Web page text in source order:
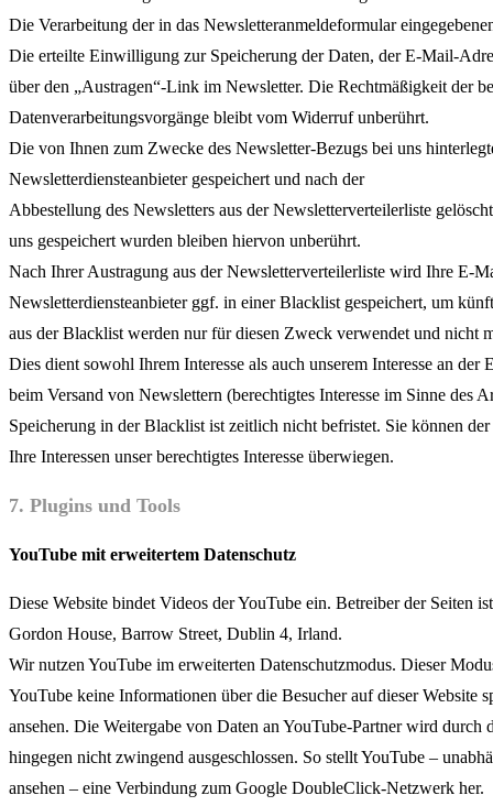
Die Verarbeitung der in das Newsletteranmeldeformular
Die erteilte Einwilligung zur Speicherung der Daten, der E-Mail-
über den „Austragen“-Link im Newsletter. Die Rechtmäßigkeit der
Datenverarbeitungsvorgänge bleibt vom Widerruf unberührt.
Die von Ihnen zum Zwecke des Newsletter-Bezugs bei uns
Newsletterdiensteanbieter gespeichert und nach der
Abbestellung des Newsletters aus der Newsletterverteilerliste
uns gespeichert wurden bleiben hiervon unberührt.
Nach Ihrer Austragung aus der Newsletterverteilerliste wird Ihre E-
Newsletterdiensteanbieter ggf. in einer Blacklist gespeichert, um
aus der Blacklist werden nur für diesen Zweck verwendet und nicht
Dies dient sowohl Ihrem Interesse als auch unserem Interesse an der
beim Versand von Newslettern (berechtigtes Interesse im Sinne
Speicherung in der Blacklist ist zeitlich nicht befristet. Sie können
Ihre Interessen unser berechtigtes Interesse überwiegen.
7. Plugins und Tools
YouTube mit erweitertem Datenschutz
Diese Website bindet Videos der YouTube ein. Betreiber der Seiten
Gordon House, Barrow Street, Dublin 4, Irland.
Wir nutzen YouTube im erweiterten Datenschutzmodus. Dieser
YouTube keine Informationen über die Besucher auf dieser Website
ansehen. Die Weitergabe von Daten an YouTube-Partner wird durch
hingegen nicht zwingend ausgeschlossen. So stellt YouTube –
ansehen – eine Verbindung zum Google DoubleClick-Netzwerk her.